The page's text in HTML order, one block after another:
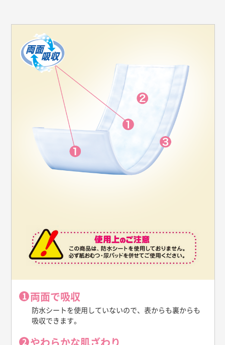
両面で吸収
防水シートを使用していないので、表からも裏からも
吸収できます。
やわらかな肌ざわり